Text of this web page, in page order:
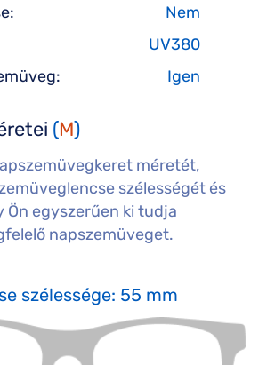
Nem
UV380
Igen
(M)
méretét,
szélességét és
Ön egyszerűen ki tudja
napszemüveget.
szélessége: 55 mm